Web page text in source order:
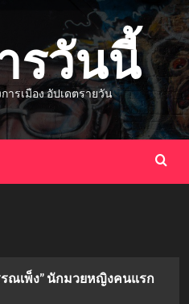
รวันนี้
ารเมือง อัปเดตรายวัน
ณเพ็ง” นักมวยหญิงคนแรก